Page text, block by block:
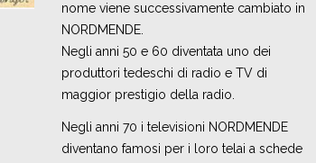
nome viene successivamente cambiato in
NORDMENDE.
Negli anni 50 e 60 diventata uno dei
produttori tedeschi di radio e TV di
maggior prestigio della radio.
Negli anni 70 i televisioni NORDMENDE
diventano famosi per i loro telai a schede